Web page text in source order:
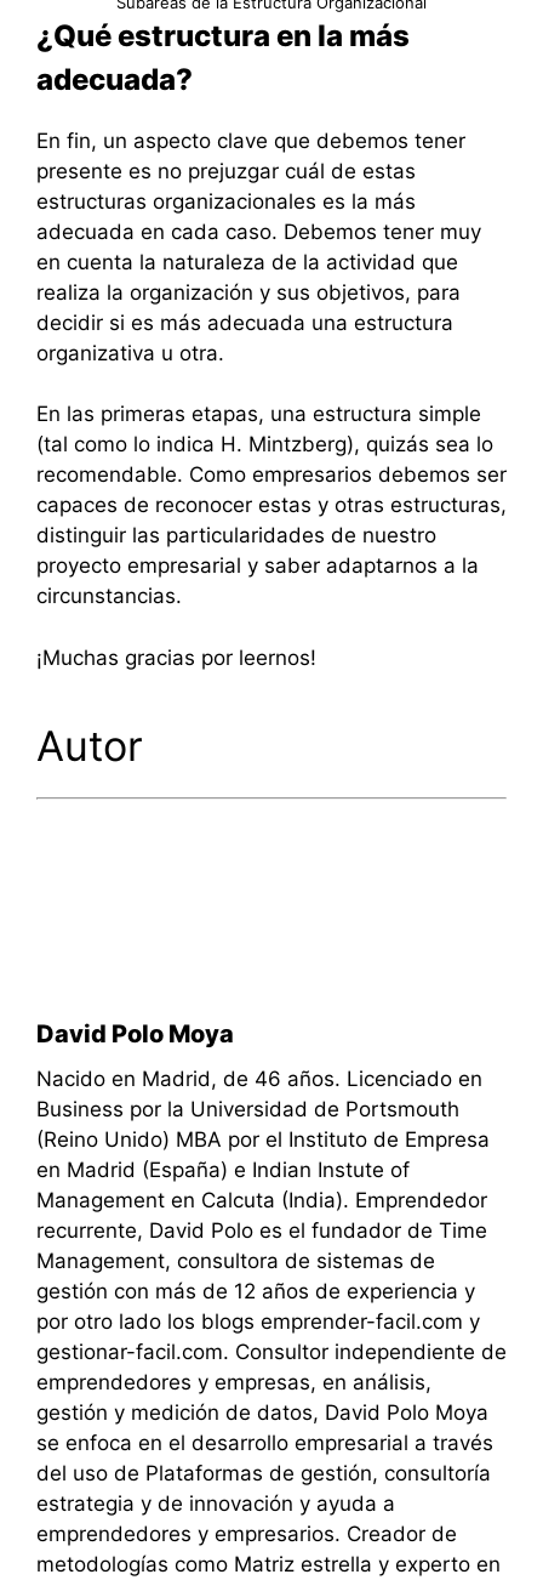
¿Qué estructura en la más
adecuada?
En fin, un aspecto clave que debemos tener
presente es no prejuzgar cuál de estas
estructuras organizacionales es la más
adecuada en cada caso. Debemos tener muy
en cuenta la naturaleza de la actividad que
realiza la organización y sus objetivos, para
decidir si es más adecuada una estructura
organizativa u otra.
En las primeras etapas, una estructura simple
(tal como lo indica H. Mintzberg), quizás sea lo
recomendable. Como empresarios debemos ser
capaces de reconocer estas y otras estructuras,
distinguir las particularidades de nuestro
proyecto empresarial y saber adaptarnos a la
circunstancias.
¡Muchas gracias por leernos!
Autor
David Polo Moya
Nacido en Madrid, de 46 años. Licenciado en
Business por la Universidad de Portsmouth
(Reino Unido) MBA por el Instituto de Empresa
en Madrid (España) e Indian Instute of
Management en Calcuta (India). Emprendedor
recurrente, David Polo es el fundador de Time
Management, consultora de sistemas de
gestión con más de 12 años de experiencia y
por otro lado los blogs emprender-facil.com y
gestionar-facil.com. Consultor independiente de
emprendedores y empresas, en análisis,
gestión y medición de datos, David Polo Moya
se enfoca en el desarrollo empresarial a través
del uso de Plataformas de gestión, consultoría
estrategia y de innovación y ayuda a
emprendedores y empresarios. Creador de
metodologías como Matriz estrella y experto en